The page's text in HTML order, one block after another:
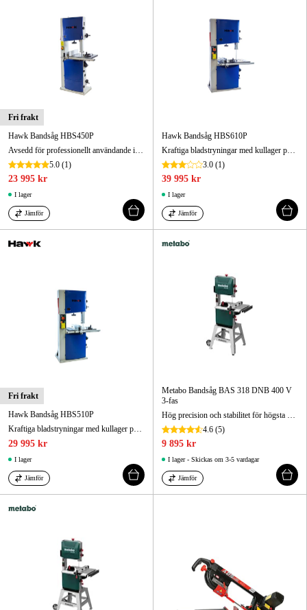
Fri frakt
Hawk Bandsåg HBS450P
Avsedd för professionellt användande i både snickeri och industri
5.0 (1)
23 995 kr
I lager
Jämför
Hawk Bandsåg HBS610P
Kraftiga bladstryningar med kullager på över- och undersida för optimal prestanda och precision. Geringsbart (45°) bord 700x610 mm av gjutjärn.
3.0 (1)
39 995 kr
I lager
Jämför
Fri frakt
Hawk Bandsåg HBS510P
29 995 kr
I lager
Jämför
Metabo Bandsåg BAS 318 DNB 400 V
3-fas
4.6 (5)
9 895 kr
I lager - Skickas om 3-5 vardagar
Jämför